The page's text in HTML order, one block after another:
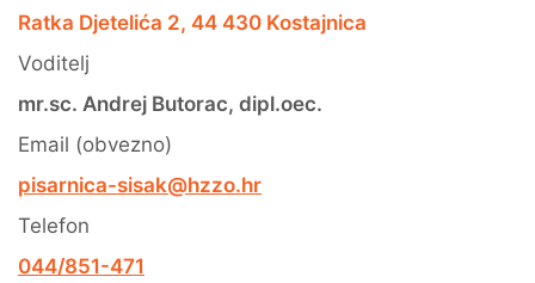
Ratka Djetelića 2, 44 430 Kostajnica
Voditelj
mr.sc. Andrej Butorac, dipl.oec.
Email (obvezno)
pisarnica-sisak@hzzo.hr
Telefon
044/851-471